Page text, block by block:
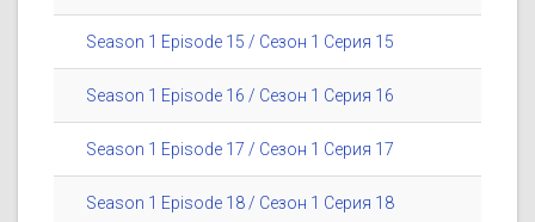
Season 1 Episode 15 / Сезон 1 Серия 15
Season 1 Episode 16 / Сезон 1 Серия 16
Season 1 Episode 17 / Сезон 1 Серия 17
Season 1 Episode 18 / Сезон 1 Серия 18